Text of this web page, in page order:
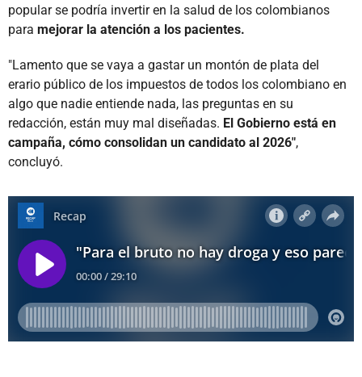
popular se podría invertir en la salud de los colombianos
para mejorar la atención a los pacientes.
"Lamento que se vaya a gastar un montón de plata del
erario público de los impuestos de todos los colombiano en
algo que nadie entiende nada, las preguntas en su
redacción, están muy mal diseñadas. El Gobierno está en
campaña, cómo consolidan un candidato al 2026",
concluyó.